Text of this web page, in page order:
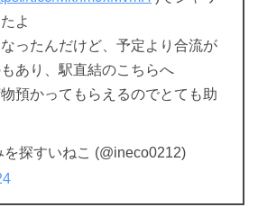
よ
ったんだけど、予定より合流が
あり、駅直結のこちらへ
預かってもらえるのでとても助
探すいねこ (@ineco0212)